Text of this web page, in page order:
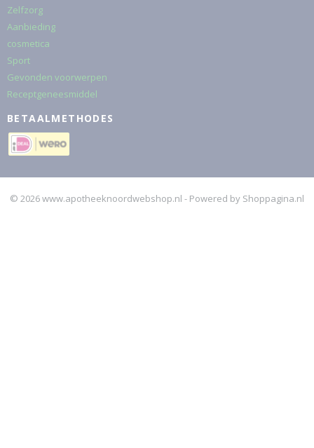
Zelfzorg
Aanbieding
cosmetica
Sport
Gevonden voorwerpen
Receptgeneesmiddel
BETAALMETHODES
© 2026 www.apotheeknoordwebshop.nl - Powered by Shoppagina.nl